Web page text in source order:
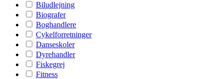
Biludlejning
Biografer
Boghandlere
Cykelforretninger
Danseskoler
Dyrehandler
Fiskegrej
Fitness